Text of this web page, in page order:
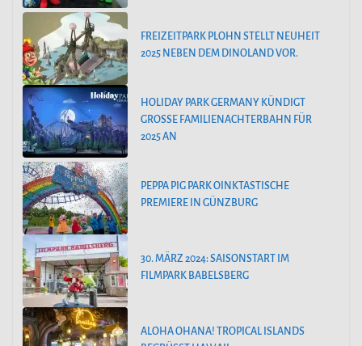
FREIZEITPARK PLOHN STELLT NEUHEIT
2025 NEBEN DEM DINOLAND VOR.
HOLIDAY PARK GERMANY KÜNDIGT
GROSSE FAMILIENACHTERBAHN FÜR 2
025 AN
PEPPA PIG PARK OINKTASTISCHE
PREMIERE IN GÜNZBURG
30. MÄRZ 2024: SAISONSTART IM
FILMPARK BABELSBERG
ALOHA OHANA! TROPICAL ISLANDS